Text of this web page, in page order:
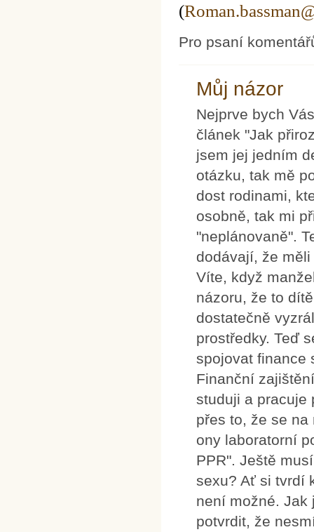
(
Pro psaní
Můj názor
Nejprve bych
článek "Jak
jsem jej jedním
otázku, tak mě
dost rodinami,
osobně, tak mi
"neplánovaně".
dodávají, že
Víte, když
názoru, že to
dostatečně
prostředky. Teď
spojovat finance
Finanční
studuji a pracuje
přes to, že se
ony laboratorní
PPR". Ještě
sexu? Ať si tvrdí
není možné. Jak
potvrdit, že